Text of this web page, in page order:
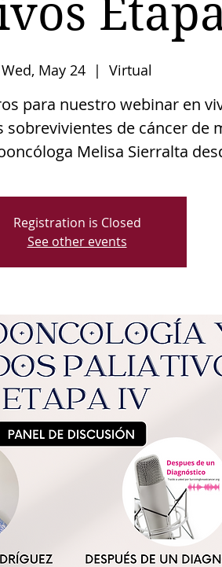
Wed, May 24
  |
Virtual
para nuestro webinar en
sobrevivientes de cáncer de
Melisa Sierralta
Registration is Closed
See other events